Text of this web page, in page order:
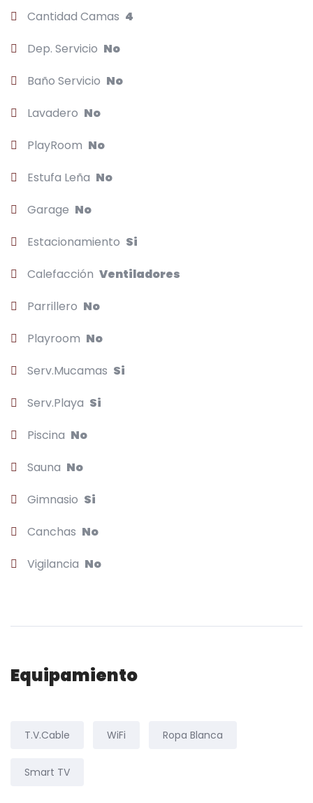
Cantidad Camas 4
Dep. Servicio No
Baño Servicio No
Lavadero No
PlayRoom No
Estufa Leña No
Garage No
Estacionamiento Si
Calefacción Ventiladores
Parrillero No
Playroom No
Serv.Mucamas Si
Serv.Playa Si
Piscina No
Sauna No
Gimnasio Si
Canchas No
Vigilancia No
Equipamiento
T.V.Cable WiFi Ropa Blanca
Smart TV